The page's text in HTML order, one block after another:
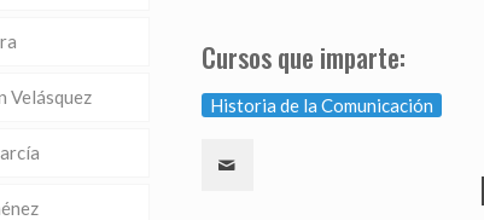
Cursos que imparte:
Historia de la Comunicación
Velásquez